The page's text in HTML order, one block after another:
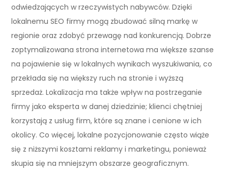
odwiedzających w rzeczywistych nabywców. Dzięki
lokalnemu SEO firmy mogą zbudować silną markę w
regionie oraz zdobyć przewagę nad konkurencją. Dobrze
zoptymalizowana strona internetowa ma większe szanse
na pojawienie się w lokalnych wynikach wyszukiwania, co
przekłada się na większy ruch na stronie i wyższą
sprzedaż. Lokalizacja ma także wpływ na postrzeganie
firmy jako eksperta w danej dziedzinie; klienci chętniej
korzystają z usług firm, które są znane i cenione w ich
okolicy. Co więcej, lokalne pozycjonowanie często wiąże
się z niższymi kosztami reklamy i marketingu, ponieważ
skupia się na mniejszym obszarze geograficznym.